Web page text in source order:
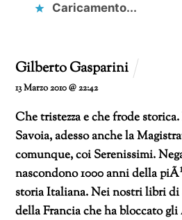
Caricamento...
Gilberto Gasparini
13 Marzo 2010 @ 22:42
Che tristezza e che frode
Savoia, adesso anche la
comunque, coi Serenissimi.
nascondono 1000 anni della
storia Italiana. Nei nostri libri di
della Francia che ha bloccato